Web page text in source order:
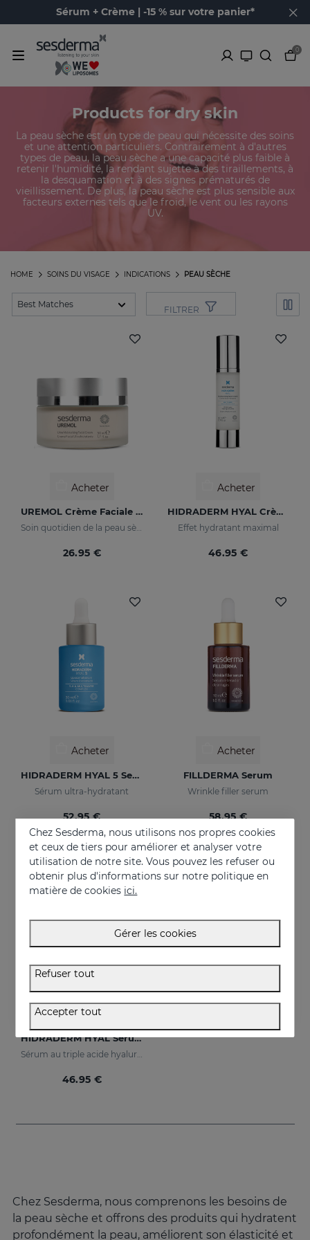
Sérum + Crème | -15 % sur votre panier*
0
Products for dry skin
La peau sèche est un type de peau qui nécessite des soins
et une attention particuliers. Contrairement à d'autres
types de peau, la peau sèche a une capacité plus faible à
retenir l'humidité, la rendant sujette à des tiraillements, à
la desquamation et à des signes prématurés de
vieillissement. De plus, la peau sèche est plus sensible aux
facteurs externes tels que le froid, le vent ou les rayons
UV.
PEAU SÈCHE
INDICATIONS
SOINS DU VISAGE
HOME
FILTRER
Acheter
UREMOL Crème Faciale Ultrahydrante
Soin quotidien de la peau sèche et très sèche
26.95 €
Acheter
HIDRADERM HYAL Crème Hydratante
Effet hydratant maximal
46.95 €
Acheter
HIDRADERM HYAL 5 Serum
Sérum ultra-hydratant
52.95 €
Acheter
FILLDERMA Serum
Wrinkle filler serum
58.95 €
Acheter
HIDRADERM HYAL Sérum Liposomal
Sérum au triple acide hyaluronique pour une hydratation 3 fois plus importante
46.95 €
Chez Sesderma, nous comprenons les besoins de
la peau sèche et offrons des produits qui hydratent
profondément la peau, améliorent son élasticité et
Chez Sesderma, nous utilisons nos propres cookies
et ceux de tiers pour améliorer et analyser votre
utilisation de notre site. Vous pouvez les refuser ou
obtenir plus d'informations sur notre politique en
matière de cookies ici.
Gérer les cookies
Refuser tout
Accepter tout